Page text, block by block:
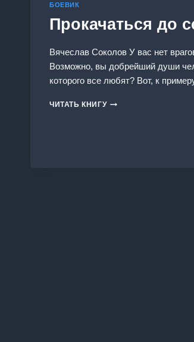
БОЕВИК
Прокачаться до
Вячеслав Соколов У вас нет
Возможно, вы добрейший души
которого все любят? Вот, к
ЧИТАТЬ КНИГУПРОКАЧАТЬСЯ